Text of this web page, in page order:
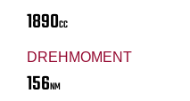
1890CC
DREHMOMENT
156NM